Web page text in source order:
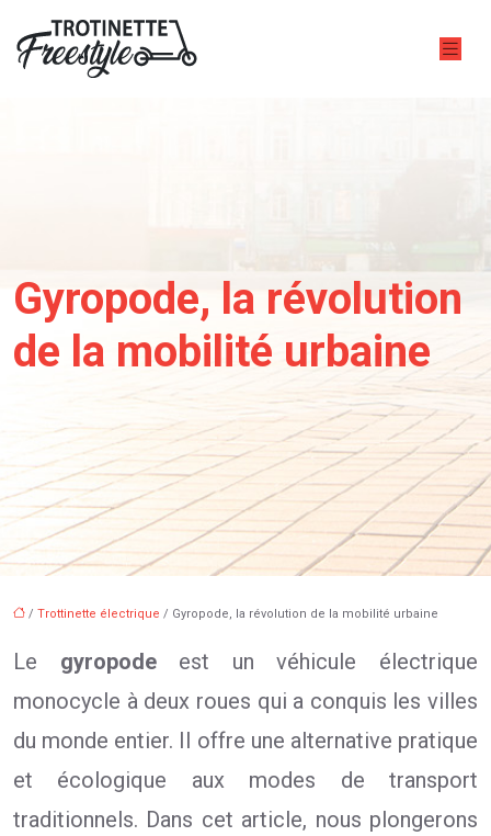
Gyropode, la révolution
de la mobilité urbaine
/ Trottinette électrique / Gyropode, la révolution de la mobilité urbaine
Le gyropodeest un véhicule électrique
monocycle à deux roues qui a conquis les villes
du monde entier. Il offre une alternative pratique
et écologique aux modes de transport
traditionnels. Dans cet article, nous plongerons